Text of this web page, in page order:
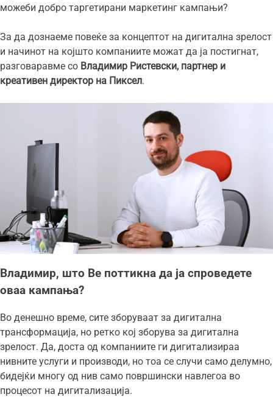
можеби добро таргетирани маркетинг кампањи?
За да дознаеме повеќе за концептот на дигитална зрелост
и начинот на којшто компаниите можат да ја постигнат,
разговаравме со Владимир Ристевски, партнер и
креативен директор на Пиксел.
Владимир, што Ве поттикна да ја спроведете
оваа кампања?
Во денешно време, сите зборуваат за дигитална
трансформација, но ретко кој зборува за дигитална
зрелост. Да, доста од компаниите ги дигитализираа
нивните услуги и производи, но тоа се случи само делумно,
бидејќи многу од нив само површински навлегоа во
процесот на дигитализација.